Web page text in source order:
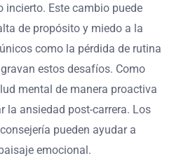
Este cambio puede
de propósito y miedo a la
como la pérdida de rutina
estos desafíos. Como
mental de manera proactiva
la ansiedad post-carrera. Los
pueden ayudar a
emocional.